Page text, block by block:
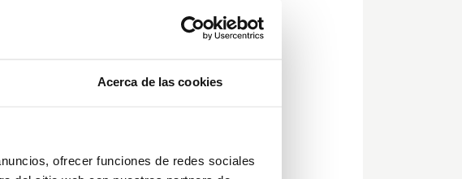
Acerca de las cookies
ofrecer funciones de redes sociales
duplica su
gimnasio,
. Se trata